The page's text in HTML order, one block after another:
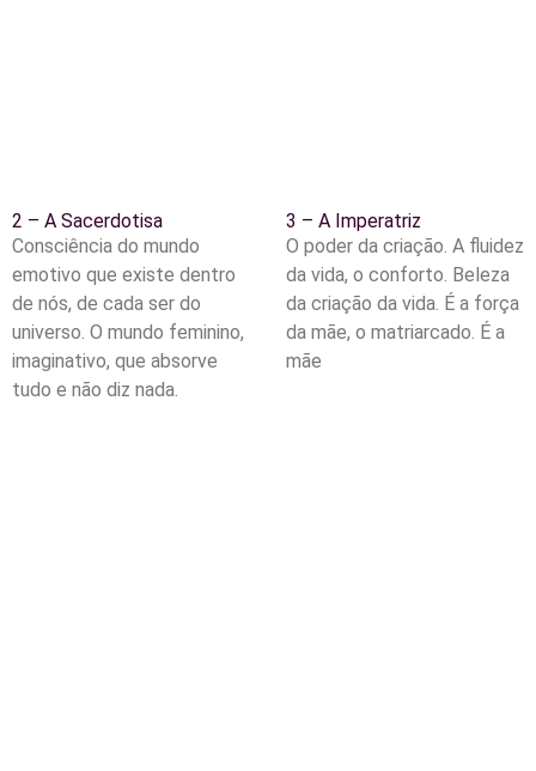
2 – A Sacerdotisa
Consciência do mundo
emotivo que existe dentro
de nós, de cada ser do
universo. O mundo feminino,
imaginativo, que absorve
tudo e não diz nada.
3 – A Imperatriz
O poder da criação. A fluidez
da vida, o conforto. Beleza
da criação da vida. É a força
da mãe, o matriarcado. É a
mãe